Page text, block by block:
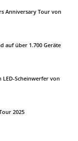
Anniversary Tour von
auf über 1.700 Geräte
Scheinwerfer von
2025